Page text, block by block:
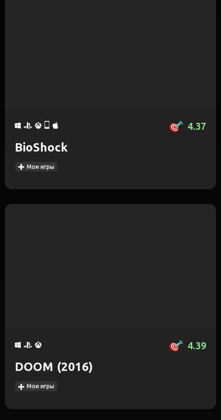
4.37
BioShock
Мои игры
4.39
DOOM (2016)
Мои игры